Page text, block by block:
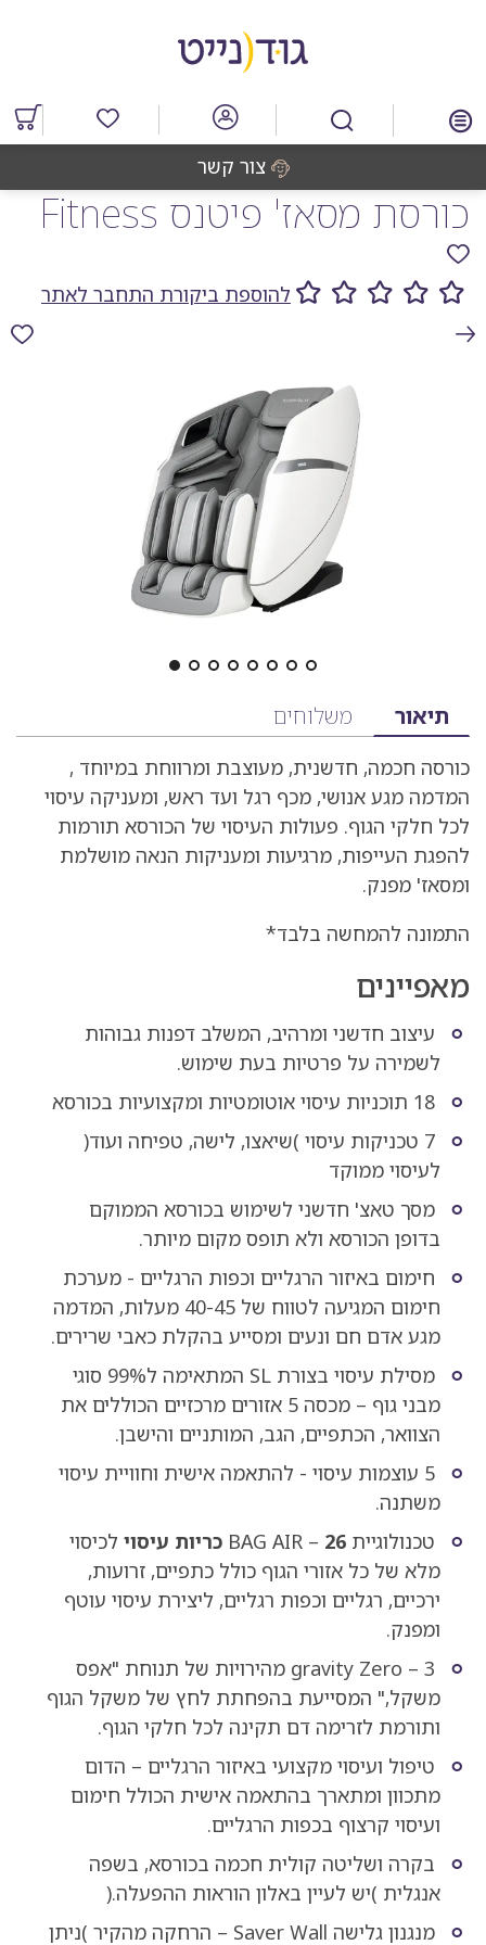
מרכזי
מוצרים
במועדפים
צור קשר
כורסת מסאז' פיטנס Fitness
להוספת ביקורת התחבר לאתר
מידע
על
המוצר
הכולל
תיאור,
מפרט
ומשלוחים
תיאור משלוחים
כורסה חכמה, חדשנית, מעוצבת ומרווחת במיוחד ,
המדמה מגע אנושי, מכף רגל ועד ראש, ומעניקה עיסוי
לכל חלקי הגוף. פעולות העיסוי של הכורסא תורמות
להפגת העייפות, מרגיעות ומעניקות הנאה מושלמת
ומסאז' מפנק.
התמונה להמחשה בלבד*
מאפיינים
עיצוב חדשני ומרהיב, המשלב דפנות גבוהות
לשמירה על פרטיות בעת שימוש.
18 תוכניות עיסוי אוטומטיות ומקצועיות בכורסא
7 טכניקות עיסוי )שיאצו, לישה, טפיחה ועוד(
לעיסוי ממוקד
מסך טאצ' חדשני לשימוש בכורסא הממוקם
בדופן הכורסא ולא תופס מקום מיותר.
חימום באיזור הרגליים וכפות הרגליים - מערכת
חימום המגיעה לטווח של 40-45 מעלות, המדמה
מגע אדם חם ונעים ומסייע בהקלת כאבי שרירים.
מסילת עיסוי בצורת SL המתאימה ל99% סוגי
מבני גוף – מכסה 5 אזורים מרכזיים הכוללים את
הצוואר, הכתפיים, הגב, המותניים והישבן.
5 עוצמות עיסוי - להתאמה אישית וחוויית עיסוי
משתנה.
טכנולוגיית BAG AIR – 26 כריות עיסוי
לכיסוי
מלא של כל אזורי הגוף כולל כתפיים, זרועות,
ירכיים, רגליים וכפות רגליים, ליצירת עיסוי עוטף
ומפנק.
gravity Zero – 3 מהירויות של תנוחת "אפס
משקל," המסייעת בהפחתת לחץ של משקל הגוף
ותורמת לזרימה דם תקינה לכל חלקי הגוף.
טיפול ועיסוי מקצועי באיזור הרגליים – הדום
מתכוון ומתארך בהתאמה אישית הכולל חימום
ועיסוי קרצוף בכפות הרגליים.
בקרה ושליטה קולית חכמה בכורסא, בשפה
אנגלית )יש לעיין באלון הוראות ההפעלה.(
מנגנון גלישה Saver Wall – הרחקה מהקיר )ניתן
גלריית